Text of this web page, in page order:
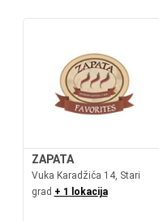
ZAPATA
Vuka Karadžića 14, Stari
grad + 1 lokacija